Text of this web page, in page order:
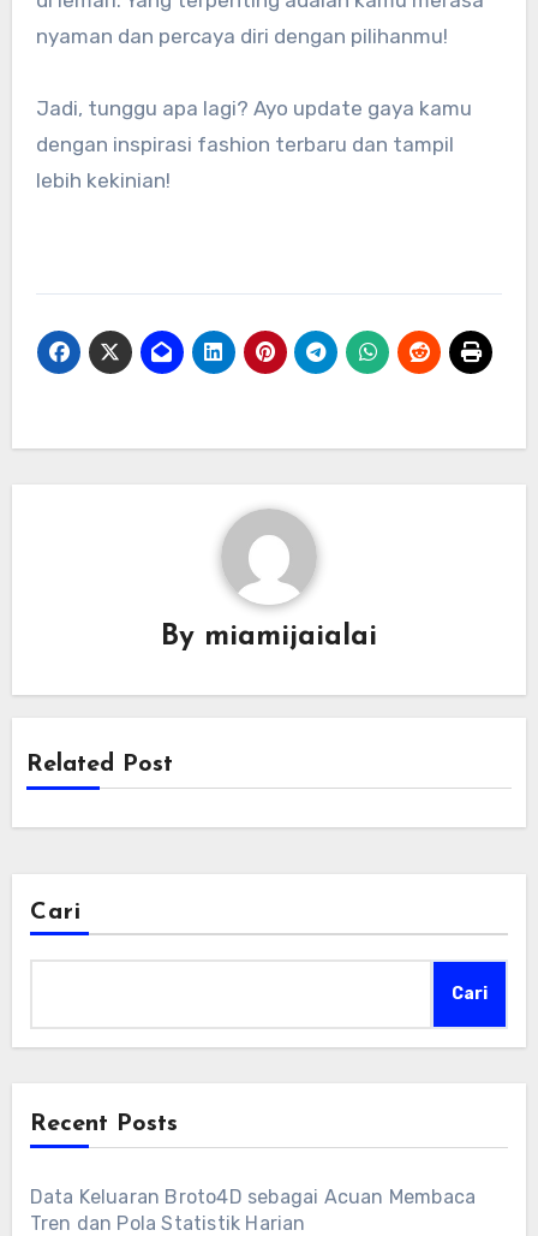
nyaman dan percaya diri dengan pilihanmu!
Jadi, tunggu apa lagi? Ayo update gaya kamu
dengan inspirasi fashion terbaru dan tampil
lebih kekinian!
By miamijaialai
Related Post
Cari
Cari
Recent Posts
Data Keluaran Broto4D sebagai Acuan Membaca
Tren dan Pola Statistik Harian